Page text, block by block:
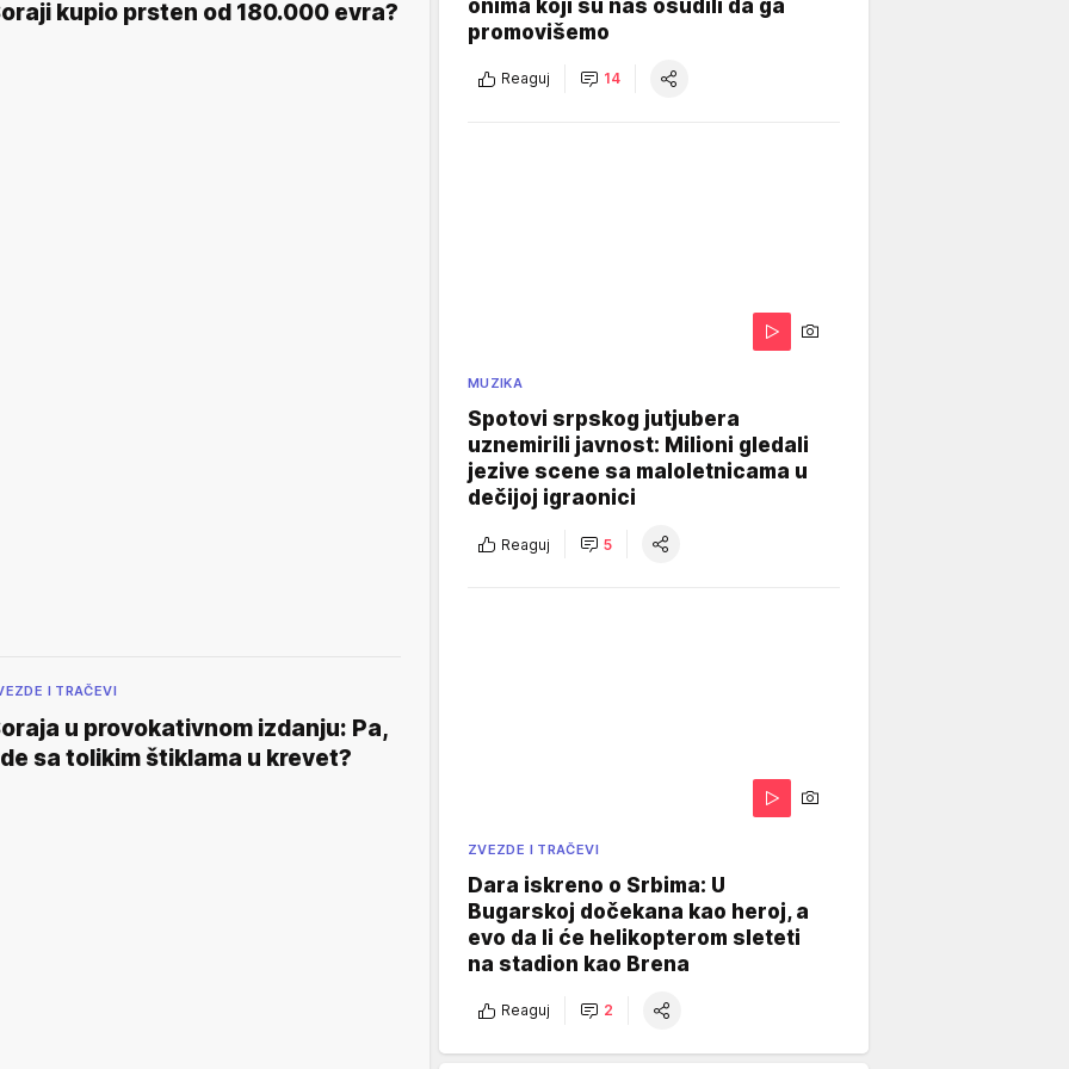
kupio prsten od 180.000 evra?
I TRAČEVI
u provokativnom izdanju: Pa,
sa tolikim štiklama u krevet?
onima koji su nas osudili da ga
promovišemo
Reaguj 14
MUZIKA
Spotovi srpskog jutjubera
uznemirili javnost: Milioni gledali
jezive scene sa maloletnicama u
dečijoj igraonici
Reaguj 5
ZVEZDE I TRAČEVI
Dara iskreno o Srbima: U
Bugarskoj dočekana kao heroj, a
evo da li će helikopterom sleteti
na stadion kao Brena
Reaguj 2